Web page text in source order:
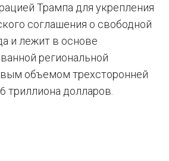
Трампа для укрепления
соглашения о свободной
и лежит в основе
региональной
объемом трехсторонней
триллиона долларов.